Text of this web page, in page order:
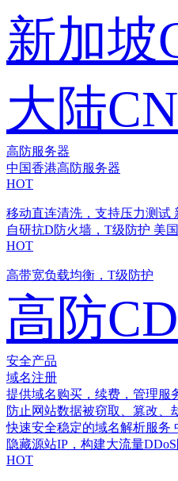
新加坡
大陆
高防服务器
中国香港高防服务器
HOT
移动直连清洗，支持压力测试
自研抗D防火墙，T级防护 美
HOT
高带宽负载均衡，T级防护
高防
安全产品
域名注册
提供域名购买，续费，管理服
防止网站数据被窃取、篡改、
快速安全稳定的域名解析服务
隐藏源站IP，构建大流量
HOT